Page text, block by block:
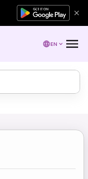
EN